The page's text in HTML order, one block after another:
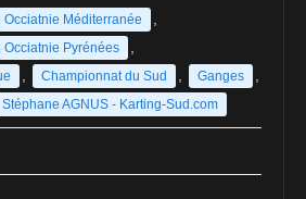
Méditerranée
Pyrénées
Championnat du Sud Ganges
Stéphane AGNUS - Karting-Sud.com